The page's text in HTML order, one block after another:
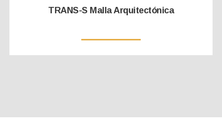
TRANS-S Malla Arquitectónica